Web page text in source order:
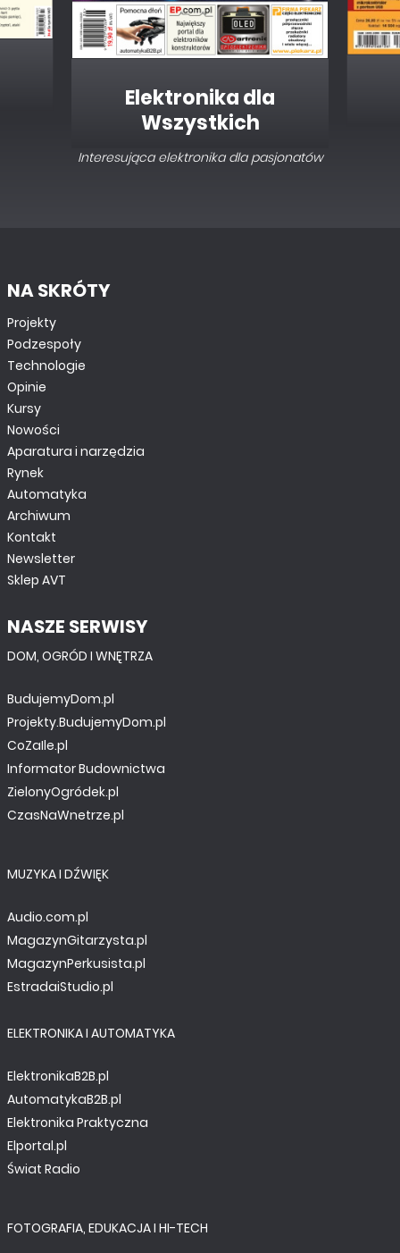
Elektronika dla
Wszystkich
Interesująca elektronika dla pasjonatów
NA SKRÓTY
Projekty
Podzespoły
Technologie
Opinie
Kursy
Nowości
Aparatura i narzędzia
Rynek
Automatyka
Archiwum
Kontakt
Newsletter
Sklep AVT
NASZE SERWISY
DOM, OGRÓD I WNĘTRZA
BudujemyDom.pl
Projekty.BudujemyDom.pl
CoZaIle.pl
Informator Budownictwa
ZielonyOgródek.pl
CzasNaWnetrze.pl
MUZYKA I DŹWIĘK
Audio.com.pl
MagazynGitarzysta.pl
MagazynPerkusista.pl
EstradaiStudio.pl
ELEKTRONIKA I AUTOMATYKA
ElektronikaB2B.pl
AutomatykaB2B.pl
Elektronika Praktyczna
Elportal.pl
Świat Radio
FOTOGRAFIA, EDUKACJA I HI-TECH